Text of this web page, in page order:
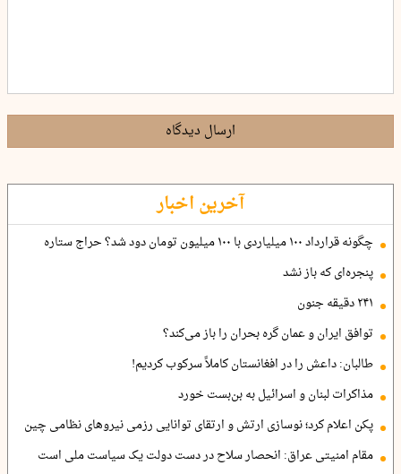
ارسال دیدگاه
آخرین اخبار
چگونه قرارداد ۱۰۰ میلیاردی با ۱۰۰ میلیون تومان دود شد؟ حراج ستاره
پنجره‌ای که باز نشد
۲۴۱ دقیقه جنون
توافق ایران و عمان گره بحران را باز می‌کند؟
طالبان: داعش را در افغانستان کاملاً سرکوب کردیم!
مذاکرات لبنان و اسرائیل به بن‌بست خورد
پکن اعلام کرد؛ نوسازی ارتش و ارتقای توانایی رزمی نیروهای نظامی چین
مقام امنیتی عراق: انحصار سلاح در دست دولت یک سیاست ملی است